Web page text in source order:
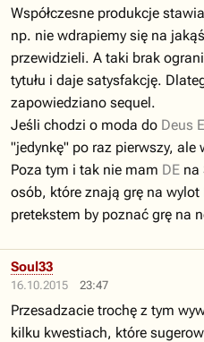
Współczesne produkcje
np. nie wdrapiemy się na
przewidzieli. A taki brak
tytułu i daje satysfakcję.
zapowiedziano sequel.
Jeśli chodzi o moda do Deus
"jedynkę" po raz pierwszy, ale
Poza tym i tak nie mam DE na
osób, które znają grę na wylot
pretekstem by poznać grę na
16.10.2015 23:47
Soul33
Przesadzacie trochę z tym
kilku kwestiach, które